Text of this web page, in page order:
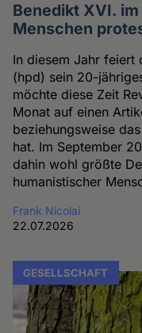
Benedikt XVI.
Menschen
In diesem Jahr feiert
(hpd) sein 20-
möchte diese Zeit
Monat auf einen
beziehungsweise
hat. Im September
dahin wohl größte
humanistischer
Frank Nicolai
22.07.2026
GESELLSCHAFT